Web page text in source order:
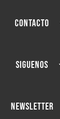
CONTACTO
SIGUENOS
NEWSLETTER